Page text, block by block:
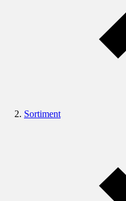
Sortiment